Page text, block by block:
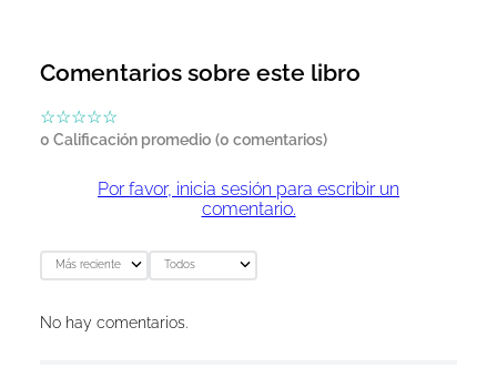
Comentarios sobre este libro
☆☆☆☆☆
0 Calificación promedio (0 comentarios)
Por favor, inicia sesión para escribir un
comentario.
Más reciente Todos
No hay comentarios.